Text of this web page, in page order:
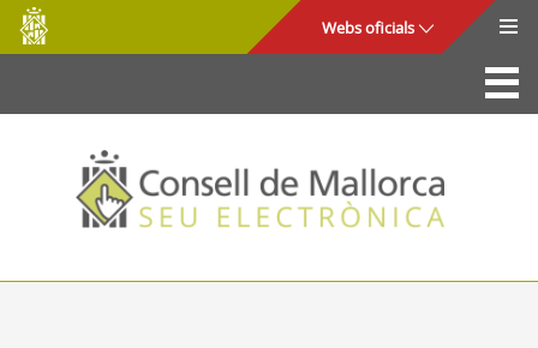
Salta al contingut principal
Consell
de
Mallorca
Webs oficials
La Seu
Consell de Mallorca
Accés i seguretat
Utilitats